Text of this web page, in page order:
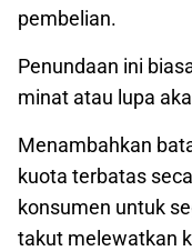
pembelian.
Penundaan ini
minat atau lupa
Menambahkan
kuota terbatas
konsumen untuk
takut melewatkan